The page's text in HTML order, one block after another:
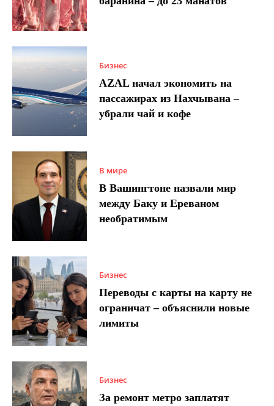
Бизнес
AZAL начал экономить на
пассажирах из Нахчывана –
убрали чай и кофе
В мире
В Вашингтоне назвали мир
между Баку и Ереваном
необратимым
Бизнес
Переводы с карты на карту не
ограничат – объяснили новые
лимиты
Бизнес
За ремонт метро заплатят